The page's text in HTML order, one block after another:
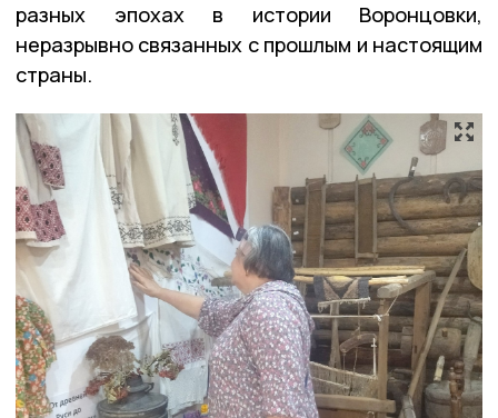
разных эпохах в истории Воронцовки,
неразрывно связанных с прошлым и настоящим
страны.